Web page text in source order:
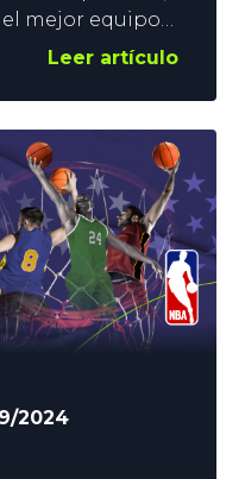
el mejor equipo
de 5 victorias
pronóstico,
a terminar la
de conferencia
¿Cuál es
Leer artículo
2024